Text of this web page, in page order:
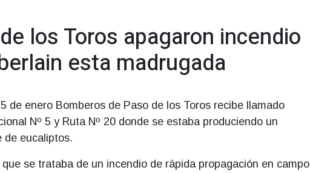
los Toros apagaron incendio
esta madrugada
de enero Bomberos de Paso de los Toros recibe llamado
Nº 5 y Ruta Nº 20 donde se estaba produciendo un
de eucaliptos.
se trataba de un incendio de rápida propagación en campo